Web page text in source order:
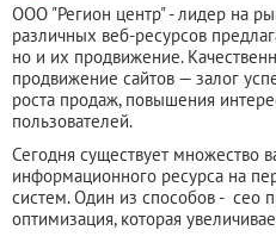
ООО "Регион центр" - лидер на
различных веб-ресурсов
но и их продвижение.
продвижение сайтов — залог
роста продаж, повышения
пользователей.
Сегодня существует множество
информационного ресурса на
систем. Один из способов - сео
оптимизация, которая